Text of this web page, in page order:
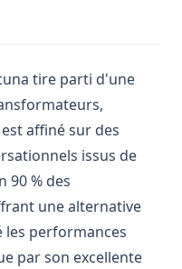
tire parti d'une
affiné sur des
issus de
90 % des
une alternative
les performances
par son excellente